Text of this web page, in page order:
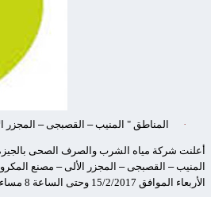
· المناطق " المنيب– القصبجى– المجزر
أعلنت شركة مياه الشرب والصرف الصحى
المنيب– القصبجى– المجزر الألى– مصنع
الأربعاء الموافق 15/2/2017 وحتى الساعة 8 مساء نفس اليوم لمدة 12 ساعة .